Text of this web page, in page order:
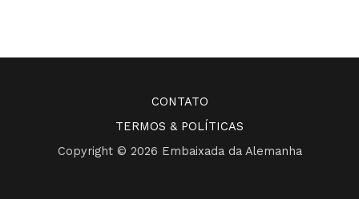
CONTATO
TERMOS & POLÍTICAS
Copyright © 2026 Embaixada da Alemanha